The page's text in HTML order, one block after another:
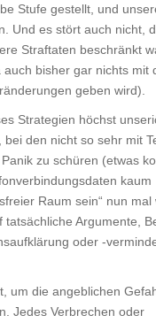
Stufe gestellt, und
Und es stört auch nicht,
Straftaten beschränkt
bisher gar nichts mit
geben wird).
Strategien höchst
den nicht so sehr mit
zu schüren (etwas
kaum
Raum sein“ nun mal
Argumente,
oder -
um die angeblichen
Jedes Verbrechen oder